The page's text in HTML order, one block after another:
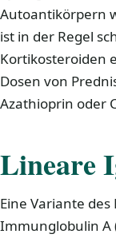
Autoantikörpern
ist in der Regel
Kortikosteroiden
Dosen von
Azathioprin oder
Lineare
Eine Variante
Immunglobulin A